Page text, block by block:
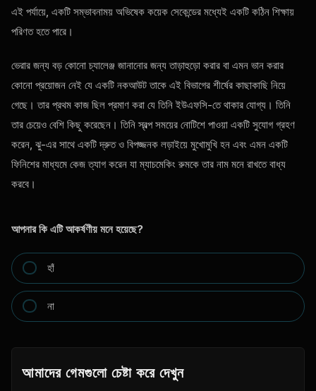
এই পর্যায়ে, একটি সম্ভাবনাময় অভিষেক কয়েক সেকেন্ডের মধ্যেই একটি কঠিন শিক্ষায়
পরিণত হতে পারে।
ভেরার জন্য বড় কোনো চ্যালেঞ্জ জানানোর জন্য তাড়াহুড়ো করার বা এমন ভান করার
কোনো প্রয়োজন নেই যে একটি নকআউট তাকে এই বিভাগের শীর্ষের কাছাকাছি নিয়ে
গেছে। তার প্রথম কাজ ছিল প্রমাণ করা যে তিনি ইউএফসি-তে থাকার যোগ্য। তিনি
তার চেয়েও বেশি কিছু করেছেন। তিনি স্বল্প সময়ের নোটিশে পাওয়া একটি সুযোগ গ্রহণ
করেন, ঝু-এর সাথে একটি দ্রুত ও বিপজ্জনক লড়াইয়ে মুখোমুখি হন এবং এমন একটি
ফিনিশের মাধ্যমে কেজ ত্যাগ করেন যা ম্যাচমেকিং রুমকে তার নাম মনে রাখতে বাধ্য
করবে।
আপনার কি এটি আকর্ষণীয় মনে হয়েছে?
হাঁ
না
আমাদের গেমগুলো চেষ্টা করে দেখুন